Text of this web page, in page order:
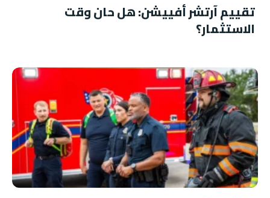
تقييم آرتشر أفييشن: هل حان وقت
الاستثمار؟